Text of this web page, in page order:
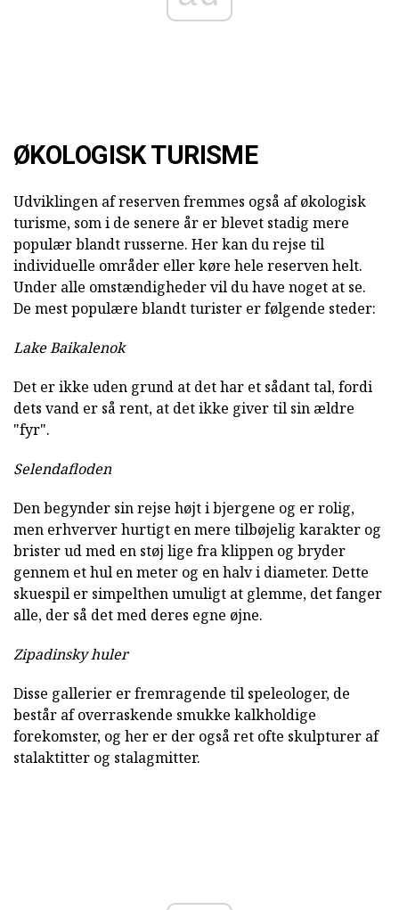
ØKOLOGISK TURISME
Udviklingen af reserven fremmes også af økologisk
turisme, som i de senere år er blevet stadig mere
populær blandt russerne. Her kan du rejse til
individuelle områder eller køre hele reserven helt.
Under alle omstændigheder vil du have noget at se.
De mest populære blandt turister er følgende steder:
Lake Baikalenok
Det er ikke uden grund at det har et sådant tal, fordi
dets vand er så rent, at det ikke giver til sin ældre
"fyr".
Selendafloden
Den begynder sin rejse højt i bjergene og er rolig,
men erhverver hurtigt en mere tilbøjelig karakter og
brister ud med en støj lige fra klippen og bryder
gennem et hul en meter og en halv i diameter. Dette
skuespil er simpelthen umuligt at glemme, det fanger
alle, der så det med deres egne øjne.
Zipadinsky huler
Disse gallerier er fremragende til speleologer, de
består af overraskende smukke kalkholdige
forekomster, og her er der også ret ofte skulpturer af
stalaktitter og stalagmitter.